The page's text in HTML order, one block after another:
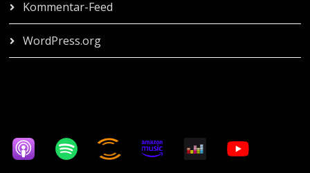
Kommentar-Feed
WordPress.org